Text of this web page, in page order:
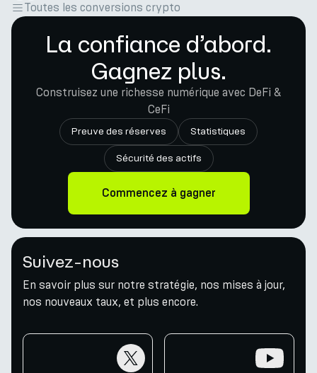
Toutes les conversions crypto
La confiance d’abord.
Gagnez plus.
Construisez une richesse numérique avec DeFi &
CeFi
Preuve des réserves Statistiques
Sécurité des actifs
Commencez à gagner
Suivez-nous
En savoir plus sur notre stratégie, nos mises à jour,
nos nouveaux taux, et plus encore.